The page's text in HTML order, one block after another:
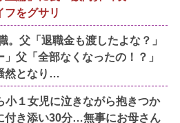
フをグサリ
。父「退職金も渡したよな？」
父「全部なくなったの！？」
然となり…
小１女児に泣きながら抱きつか
付き添い30分…無事にお母さん